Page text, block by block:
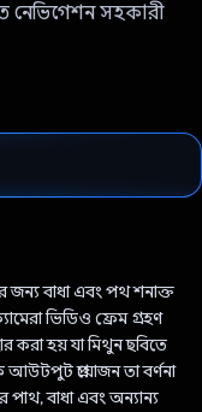
নেভিগেশন সহকারী
জন্য বাধা এবং পথ শনাক্ত
ভিডিও ফ্রেম গ্রহণ
করা হয় যা মিথুন ছবিতে
আউটপুট প্রয়োজন তা বর্ণনা
পাথ, বাধা এবং অন্যান্য